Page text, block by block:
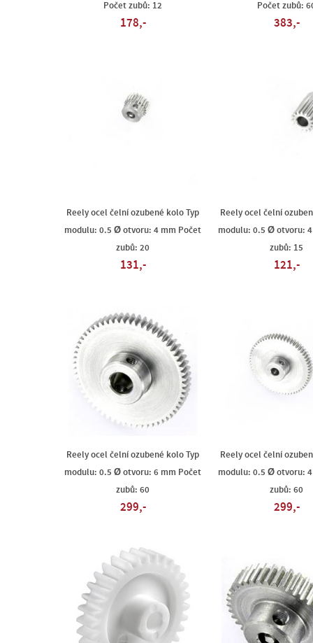
Počet zubů: 12
178,-
Počet zubů:
383,-
Reely ocel čelní ozubené kolo Typ
modulu: 0.5 Ø otvoru: 4 mm Počet
zubů: 20
131,-
Reely ocel čelní
modulu: 0.5 Ø otvoru:
zubů: 15
121,-
Reely ocel čelní ozubené kolo Typ
modulu: 0.5 Ø otvoru: 6 mm Počet
zubů: 60
299,-
Reely ocel čelní
modulu: 0.5 Ø otvoru:
zubů: 60
299,-